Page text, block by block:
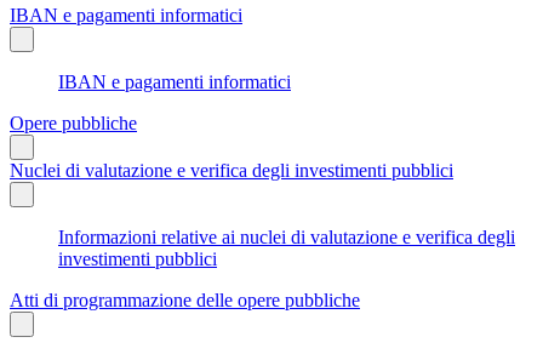
IBAN e pagamenti informatici
IBAN e pagamenti informatici
Opere pubbliche
Nuclei di valutazione e verifica degli investimenti pubblici
Informazioni relative ai nuclei di valutazione e verifica degli
investimenti pubblici
Atti di programmazione delle opere pubbliche